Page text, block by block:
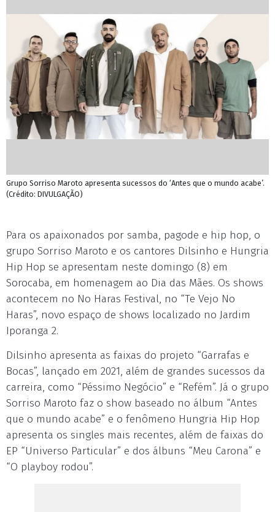
Grupo Sorriso Maroto apresenta sucessos do ‘Antes que o mundo acabe’.
(Crédito: DIVULGAÇÃO)
Para os apaixonados por samba, pagode e hip hop, o
grupo Sorriso Maroto e os cantores Dilsinho e Hungria
Hip Hop se apresentam neste domingo (8) em
Sorocaba, em homenagem ao Dia das Mães. Os shows
acontecem no No Haras Festival, no “Te Vejo No
Haras”, novo espaço de shows localizado no Jardim
Iporanga 2.
Dilsinho apresenta as faixas do projeto “Garrafas e
Bocas”, lançado em 2021, além de grandes sucessos da
carreira, como “Péssimo Negócio” e “Refém”. Já o grupo
Sorriso Maroto faz o show baseado no álbum “Antes
que o mundo acabe” e o fenômeno Hungria Hip Hop
apresenta os singles mais recentes, além de faixas do
EP “Universo Particular” e dos álbuns “Meu Carona” e
“O playboy rodou”.